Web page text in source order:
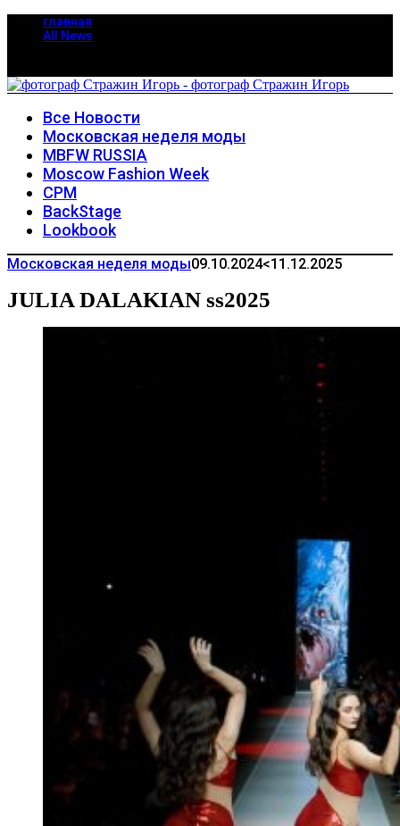
главная
All News
Все Новости
Московская неделя моды
MBFW RUSSIA
Moscow Fashion Week
CPM
BackStage
Lookbook
Московская неделя моды09.10.2024<11.12.2025
JULIA DALAKIAN ss2025